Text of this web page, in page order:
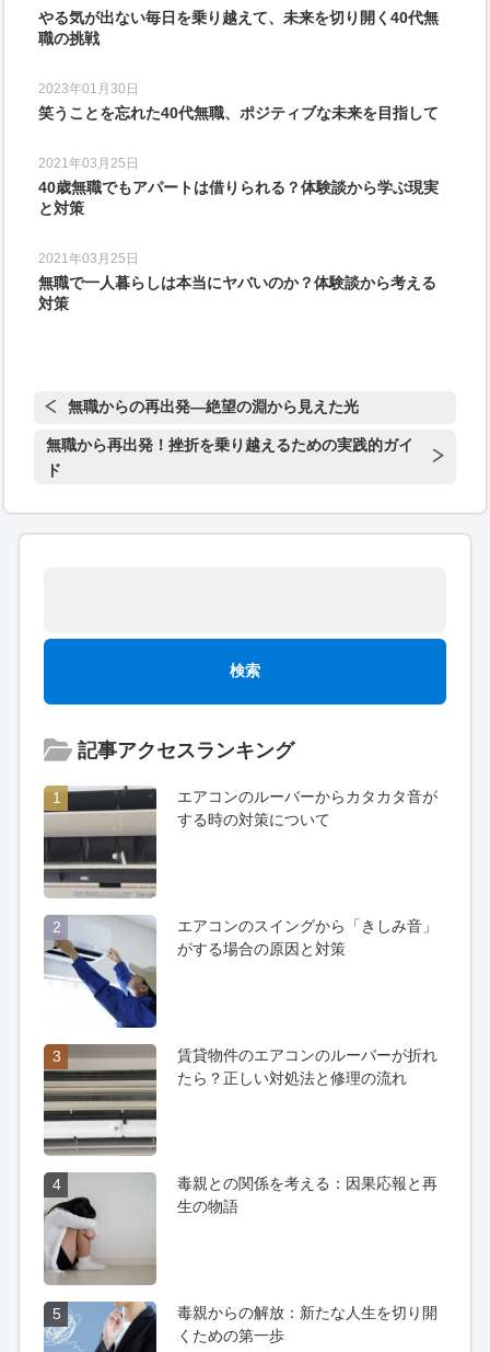
やる気が出ない毎日を乗り越えて、未来を切り開く40代無
職の挑戦
2023年01月30日
笑うことを忘れた40代無職、ポジティブな未来を目指して
2021年03月25日
40歳無職でもアパートは借りられる？体験談から学ぶ現実
と対策
2021年03月25日
無職で一人暮らしは本当にヤバいのか？体験談から考える
対策
無職からの再出発—絶望の淵から見えた光
無職から再出発！挫折を乗り越えるための実践的ガイ
ド
記事アクセスランキング
1
エアコンのルーバーからカタカタ音が
する時の対策について
2
エアコンのスイングから「きしみ音」
がする場合の原因と対策
3
賃貸物件のエアコンのルーバーが折れ
たら？正しい対処法と修理の流れ
4
毒親との関係を考える：因果応報と再
生の物語
5
毒親からの解放：新たな人生を切り開
くための第一歩